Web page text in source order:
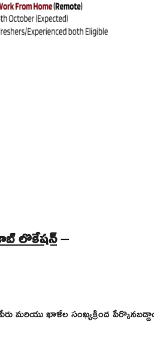
లొకేషన్–
మరియు ఖాళీల సంఖ్యక్రింద